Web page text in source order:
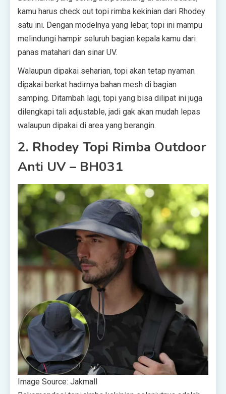
kamu harus check out topi rimba kekinian dari Rhodey
satu ini. Dengan modelnya yang lebar, topi ini mampu
melindungi hampir seluruh bagian kepala kamu dari
panas matahari dan sinar UV.
Walaupun dipakai seharian, topi akan tetap nyaman
dipakai berkat hadirnya bahan mesh di bagian
samping. Ditambah lagi, topi yang bisa dilipat ini juga
dilengkapi tali adjustable, jadi gak akan mudah lepas
walaupun dipakai di area yang berangin.
2. Rhodey Topi Rimba Outdoor
Anti UV – BH031
Image Source: Jakmall